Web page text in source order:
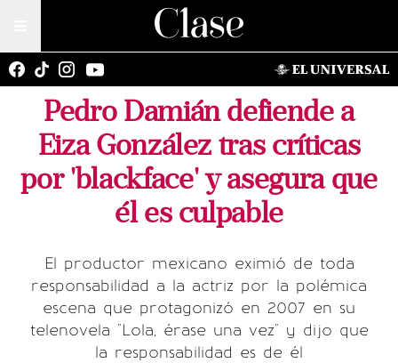
Pedro Damián defiende a
Eiza González tras críticas
por 'blackface' y asegura que
él es culpable
El productor mexicano eximió de toda
responsabilidad a la actriz por la polémica
escena que protagonizó en 2007 en su
telenovela "Lola, érase una vez" y dijo que
la responsabilidad es de él